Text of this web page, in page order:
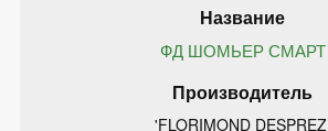
ФД ШОМЬЕР СМАРТ
'FLORIMOND DESPREZ